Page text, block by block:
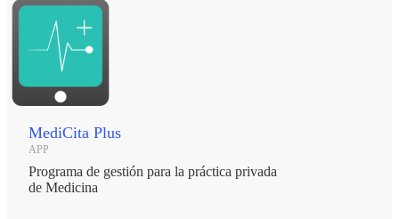
MediCita Plus
APP
Programa de gestión para la práctica privada
de Medicina